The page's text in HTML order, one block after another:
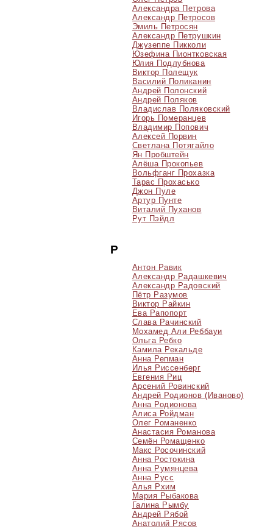
Александра Петрова
Александр Петросов
Эмиль Петросян
Александр Петрушкин
Джузеппе Пикколи
Юзефина Пионтковская
Юлия Подлубнова
Виктор Полещук
Василий Поликанин
Андрей Полонский
Андрей Поляков
Владислав Поляковский
Игорь Померанцев
Владимир Попович
Алексей Порвин
Светлана Потягайло
Ян Пробштейн
Алёша Прокопьев
Вольфганг Прохазка
Тарас Прохасько
Джон Пуле
Артур Пунте
Виталий Пуханов
Рут Пэйдл
Р
Антон Равик
Александр Радашкевич
Александр Радовский
Пётр Разумов
Виктор Райкин
Ева Рапопорт
Слава Рачинский
Мохамед Али Реббауи
Ольга Ребко
Камила Рекальде
Анна Репман
Илья Риссенберг
Евгения Риц
Арсений Ровинский
Андрей Родионов (Иваново)
Анна Родионова
Алиса Ройдман
Олег Романенко
Анастасия Романова
Семён Ромащенко
Макс Росочинский
Анна Ростокина
Анна Румянцева
Анна Русс
Алья Рхим
Мария Рыбакова
Галина Рымбу
Андрей Рябой
Анатолий Рясов